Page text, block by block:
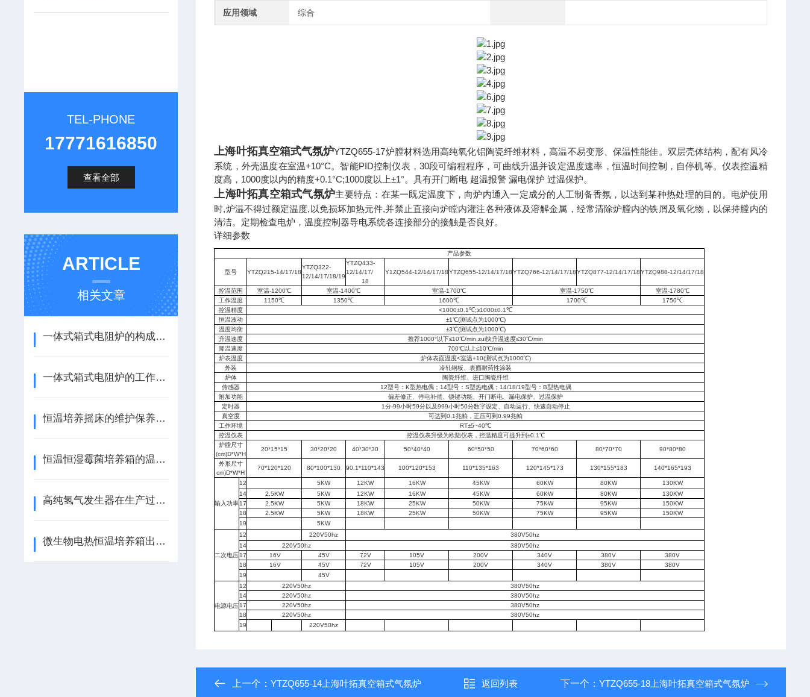
TEL-PHONE
17771616850
查看全部
ARTICLE
相关文章
一体式箱式电阻炉的构成及使用注意事项
一体式箱式电阻炉的工作原理与应用
恒温培养摇床的维护保养事项
恒温恒湿霉菌培养箱的温湿度控制方式有哪些？
高纯氢气发生器在生产过程中的质量控制要点
微生物电热恒温培养箱出现故障从哪几步分析
应用领域 综合
上海叶拓真空箱式气氛炉YTZQ655-17炉膛材料选用高纯氧化铝陶瓷纤维材料，高温不易变形、保温性能佳。双层壳体结构，配有风冷
系统，外壳温度在室温+10°C。智能PID控制仪表，30段可编程程序，可曲线升温并设定温度速率，恒温时间控制，自停机等。仪表控温精
度高，1000度以内的精度+0.1°C;1000度以上±1°。具有开门断电 超温报警 漏电保护 过温保护。
上海叶拓真空箱式气氛炉主要特点： 在某一既定温度下，向炉内通入一定成分的人工制备香氛，以达到某种热处理的目的 。 电炉使用
时,炉温不得过额定温度,以免损坏加热元件,并禁止直接向炉瞠内灌注各种液体及溶解金属，经常清除炉膛内的铁屑及氧化物，以保持膛内的
清洁。定期检查电炉，温度控制器导电系统各连接部分的接触是否良好。
详细参数
产品参数
型号 YTZQ215-14/17/18
YTZQ322-
12/14/17/18/19
YTZQ433-
12/14/17/
18
Y1ZQ544-12/14/17/18 YTZQ655-12/14/17/18 YTZQ766-12/14/17/18 YTZQ877-12/14/17/18 YTZQ988-12/14/17/18
控温范围 室温-1200℃ 室温-1400℃ 室温-1700℃ 室温-1750℃
室温-1780℃
工作温度
1150℃ 1350℃ 1600℃ 1700℃
1750℃
控温精度
<1000±0.1℃;≥1000±0.1℃
恒温波动
±1℃(测试点为1000℃)
温度均衡
±3℃(测试点为1000℃)
升温速度
推荐1000°以下≤10℃/min,zui快升温速度≤30℃/min
降温速度
700℃以上≤10℃/min
炉表温度
炉体表面温度<室温+10(测试点为1000℃)
外装
冷轧钢板、表面耐药性涂装
炉体
陶瓷纤维、进口陶瓷纤维
传感器
12型号：K型热电偶；14型号：S型热电偶；14/18/19型号：B型热电偶
附加功能
偏差修正、停电补偿、锁键功能、开门断电、漏电保护、过温保护
定时器
1分-99小时59分以及999小时50分数字设定、自动运行、快速自动停止
真空度
可达到0.1兆帕，正压可到0.99兆帕
工作环境
RT±5~40℃
控温仪表
控温仪表升级为欧陆仪表，控温精度可提升到±0.1℃
炉膛尺寸
(cm)D*W*H
20*15*15 30*20*20 40*30*30 50*40*40 60*50*50 70*60*60 80*70*70 90*80*80
外形尺寸
cm)D*W*H
70*120*120 80*100*130 90.1*110*143 100*120*153 110*135*163 120*145*173 130*155*183 140*165*193
输入功率
12 5KW 12KW 16KW 45KW 60KW 80KW
130KW
14
2.5KW 5KW 12KW 16KW 45KW 60KW 80KW
130KW
17
2.5KW 5KW 18KW 25KW 50KW 75KW 95KW
150KW
18
2.5KW 5KW 18KW 25KW 50KW 75KW 95KW
150KW
19
5KW
二次电压
12 220V50hz
380V50hz
14
220V50hz
380V50hz
17
16V 45V 72V 105V 200V 340V 380V
380V
18
16V 45V 72V 105V 200V 340V 380V
380V
19
45V
电源电压
12 220V50hz
380V50hz
14
220V50hz
380V50hz
17
220V50hz
380V50hz
18
220V50hz
380V50hz
19
220V50hz
上一个：YTZQ655-14上海叶拓真空箱式气氛炉 返回列表 下一个： YTZQ655-18上海叶拓真空箱式气氛炉